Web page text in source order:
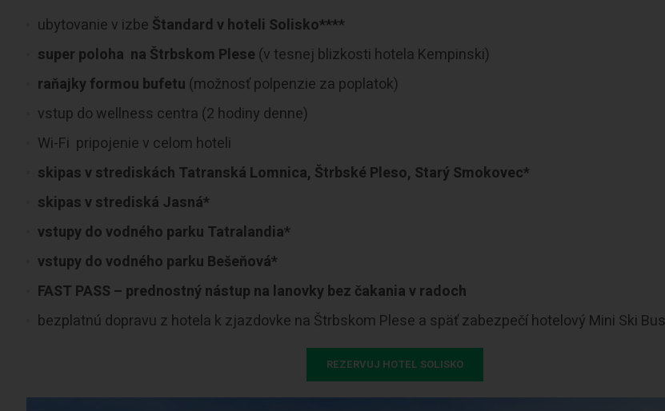
ubytovanie v izbe Štandard v hoteli Solisko****
super poloha na Štrbskom Plese (v tesnej blizkosti hotela Kempinski)
raňajky formou bufetu (možnosť polpenzie za poplatok)
vstup do wellness centra (2 hodiny denne)
Wi-Fi pripojenie v celom hoteli
skipas v strediskách Tatranská Lomnica, Štrbské Pleso, Starý Smokovec*
skipas v strediská Jasná*
vstupy do vodného parku Tatralandia*
vstupy do vodného parku Bešeňová*
FAST PASS – prednostný nástup na lanovky bez čakania v radoch
bezplatnú dopravu z hotela k zjazdovke na Štrbskom Plese a späť zabezpečí hotelový Mini Ski Bus
REZERVUJ HOTEL SOLISKO